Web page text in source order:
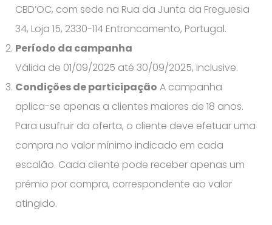
CBD’OC, com sede na Rua da Junta da Freguesia
34, Loja 15, 2330-114 Entroncamento, Portugal.
Período da campanha
Válida de 01/09/2025 até 30/09/2025, inclusive.
Condições de participação A campanha
aplica-se apenas a clientes maiores de 18 anos.
Para usufruir da oferta, o cliente deve efetuar uma
compra no valor mínimo indicado em cada
escalão. Cada cliente pode receber apenas um
prémio por compra, correspondente ao valor
atingido.